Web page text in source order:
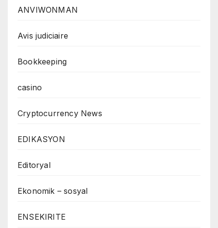
ANVIWONMAN
Avis judiciaire
Bookkeeping
casino
Cryptocurrency News
EDIKASYON
Editoryal
Ekonomik – sosyal
ENSEKIRITE